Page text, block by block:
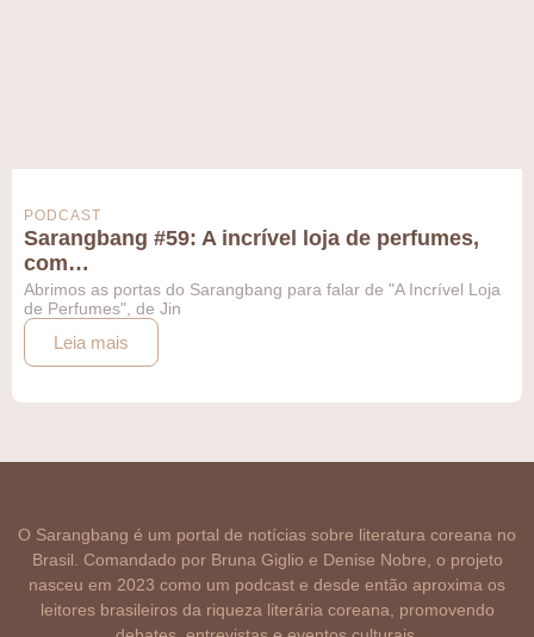
PODCAST
Sarangbang #59: A incrível loja de perfumes,
com…
Abrimos as portas do Sarangbang para falar de "A Incrível Loja
de Perfumes", de Jin
Leia mais
O Sarangbang é um portal de notícias sobre literatura coreana no
Brasil. Comandado por Bruna Giglio e Denise Nobre, o projeto
nasceu em 2023 como um podcast e desde então aproxima os
leitores brasileiros da riqueza literária coreana, promovendo